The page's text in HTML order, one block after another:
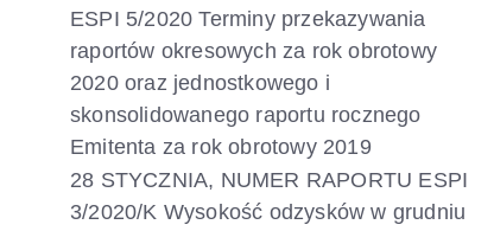
ESPI 5/2020 Terminy przekazywania
raportów okresowych za rok obrotowy
2020 oraz jednostkowego i
skonsolidowanego raportu rocznego
Emitenta za rok obrotowy 2019
28 STYCZNIA, NUMER RAPORTU ESPI
3/2020/K Wysokość odzysków w grudniu